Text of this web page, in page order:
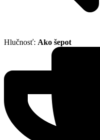
Hlučnosť: Ako šepot